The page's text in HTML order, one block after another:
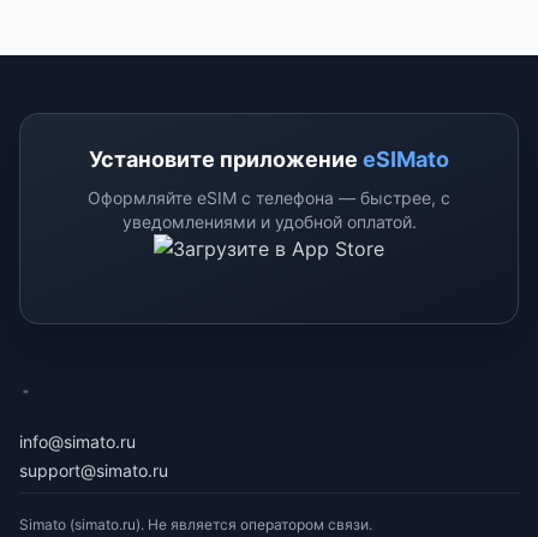
Установите приложение eSIMato
Оформляйте eSIM с телефона — быстрее, с
уведомлениями и удобной оплатой.
info@simato.ru
support@simato.ru
Simato (simato.ru). Не является оператором связи.